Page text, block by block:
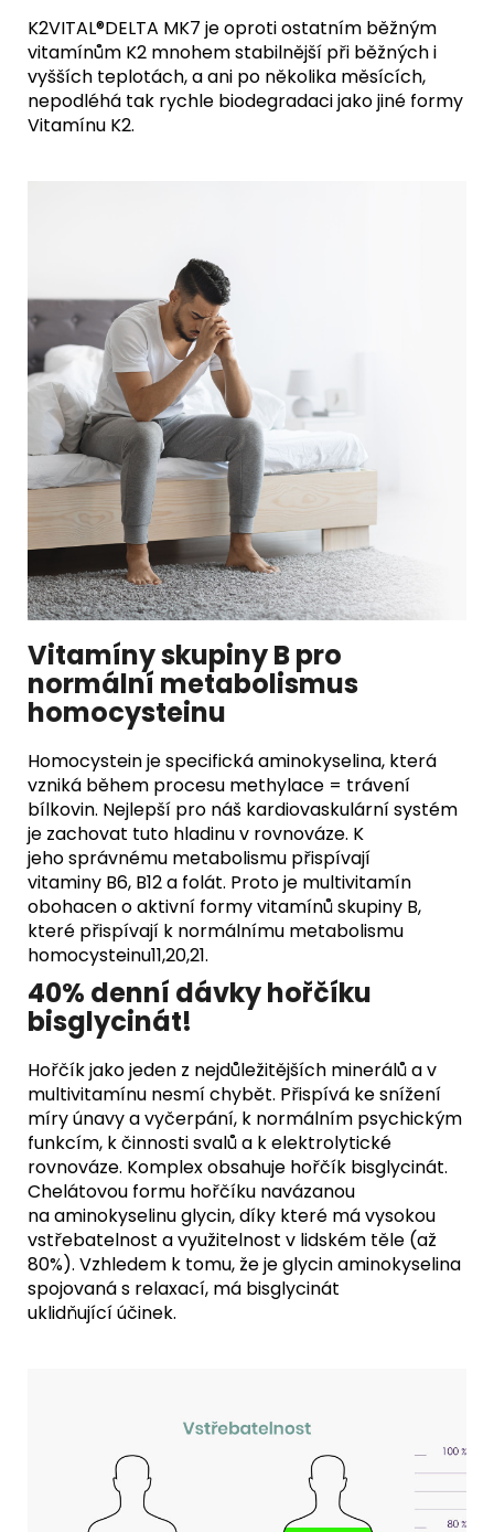
K2VITAL®DELTA MK7 je oproti ostatním běžným
vitamínům K2 mnohem stabilnější při běžných i
vyšších teplotách, a ani po několika měsících,
nepodléhá tak rychle biodegradaci jako jiné formy
Vitamínu K2.
Vitamíny skupiny B pro
normální metabolismus
homocysteinu
Homocystein je specifická aminokyselina, která
vzniká během procesu methylace = trávení
bílkovin. Nejlepší pro náš kardiovaskulární systém
je zachovat tuto hladinu v rovnováze. K
jeho správnému metabolismu přispívají
vitaminy B6, B12 a folát. Proto je multivitamín
obohacen o aktivní formy vitamínů skupiny B,
které přispívají k normálnímu metabolismu
homocysteinu11,20,21.
40% denní dávky hořčíku
bisglycinát!
Hořčík jako jeden z nejdůležitějších minerálů a v
multivitamínu nesmí chybět. Přispívá ke snížení
míry únavy a vyčerpání, k normálním psychickým
funkcím, k činnosti svalů a k elektrolytické
rovnováze. Komplex obsahuje hořčík bisglycinát.
Chelátovou formu hořčíku navázanou
na aminokyselinu glycin, díky které má vysokou
vstřebatelnost a využitelnost v lidském těle (až
80%). Vzhledem k tomu, že je glycin aminokyselina
spojovaná s relaxací, má bisglycinát
uklidňující účinek.